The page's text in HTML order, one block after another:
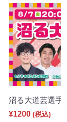
沼る大道芸選
¥1200 (税込)